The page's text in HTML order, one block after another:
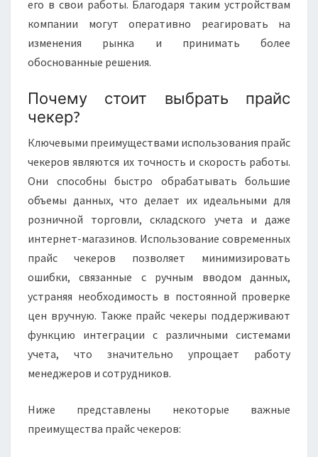
его в свои работы. Благодаря таким устройствам
компании могут оперативно реагировать на
изменения рынка и принимать более
обоснованные решения.
Почему стоит выбрать прайс
чекер?
Ключевыми преимуществами использования прайс
чекеров являются их точность и скорость работы.
Они способны быстро обрабатывать большие
объемы данных, что делает их идеальными для
розничной торговли, складского учета и даже
интернет-магазинов. Использование современных
прайс чекеров позволяет минимизировать
ошибки, связанные с ручным вводом данных,
устраняя необходимость в постоянной проверке
цен вручную. Также прайс чекеры поддерживают
функцию интеграции с различными системами
учета, что значительно упрощает работу
менеджеров и сотрудников.
Ниже представлены некоторые важные
преимущества прайс чекеров: